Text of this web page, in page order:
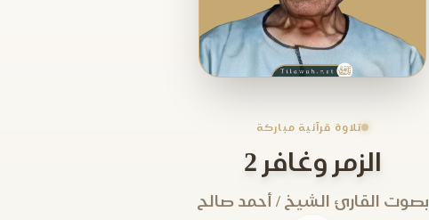
تلاوة قرآنية مباركة
الزمر وغافر 2
بصوت القارئ الشيخ / أحمد صالح